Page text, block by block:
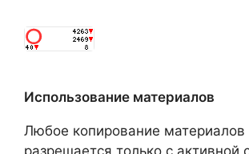
Использование материалов
Любое копирование материалов